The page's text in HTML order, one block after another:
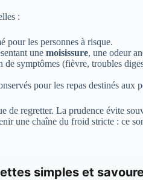
:
pour les personnes à risque.
une moisissure, une odeur
de symptômes (fièvre, troubles
pour les repas destinés aux
de regretter. La prudence évite
une chaîne du froid stricte : ce
simples et